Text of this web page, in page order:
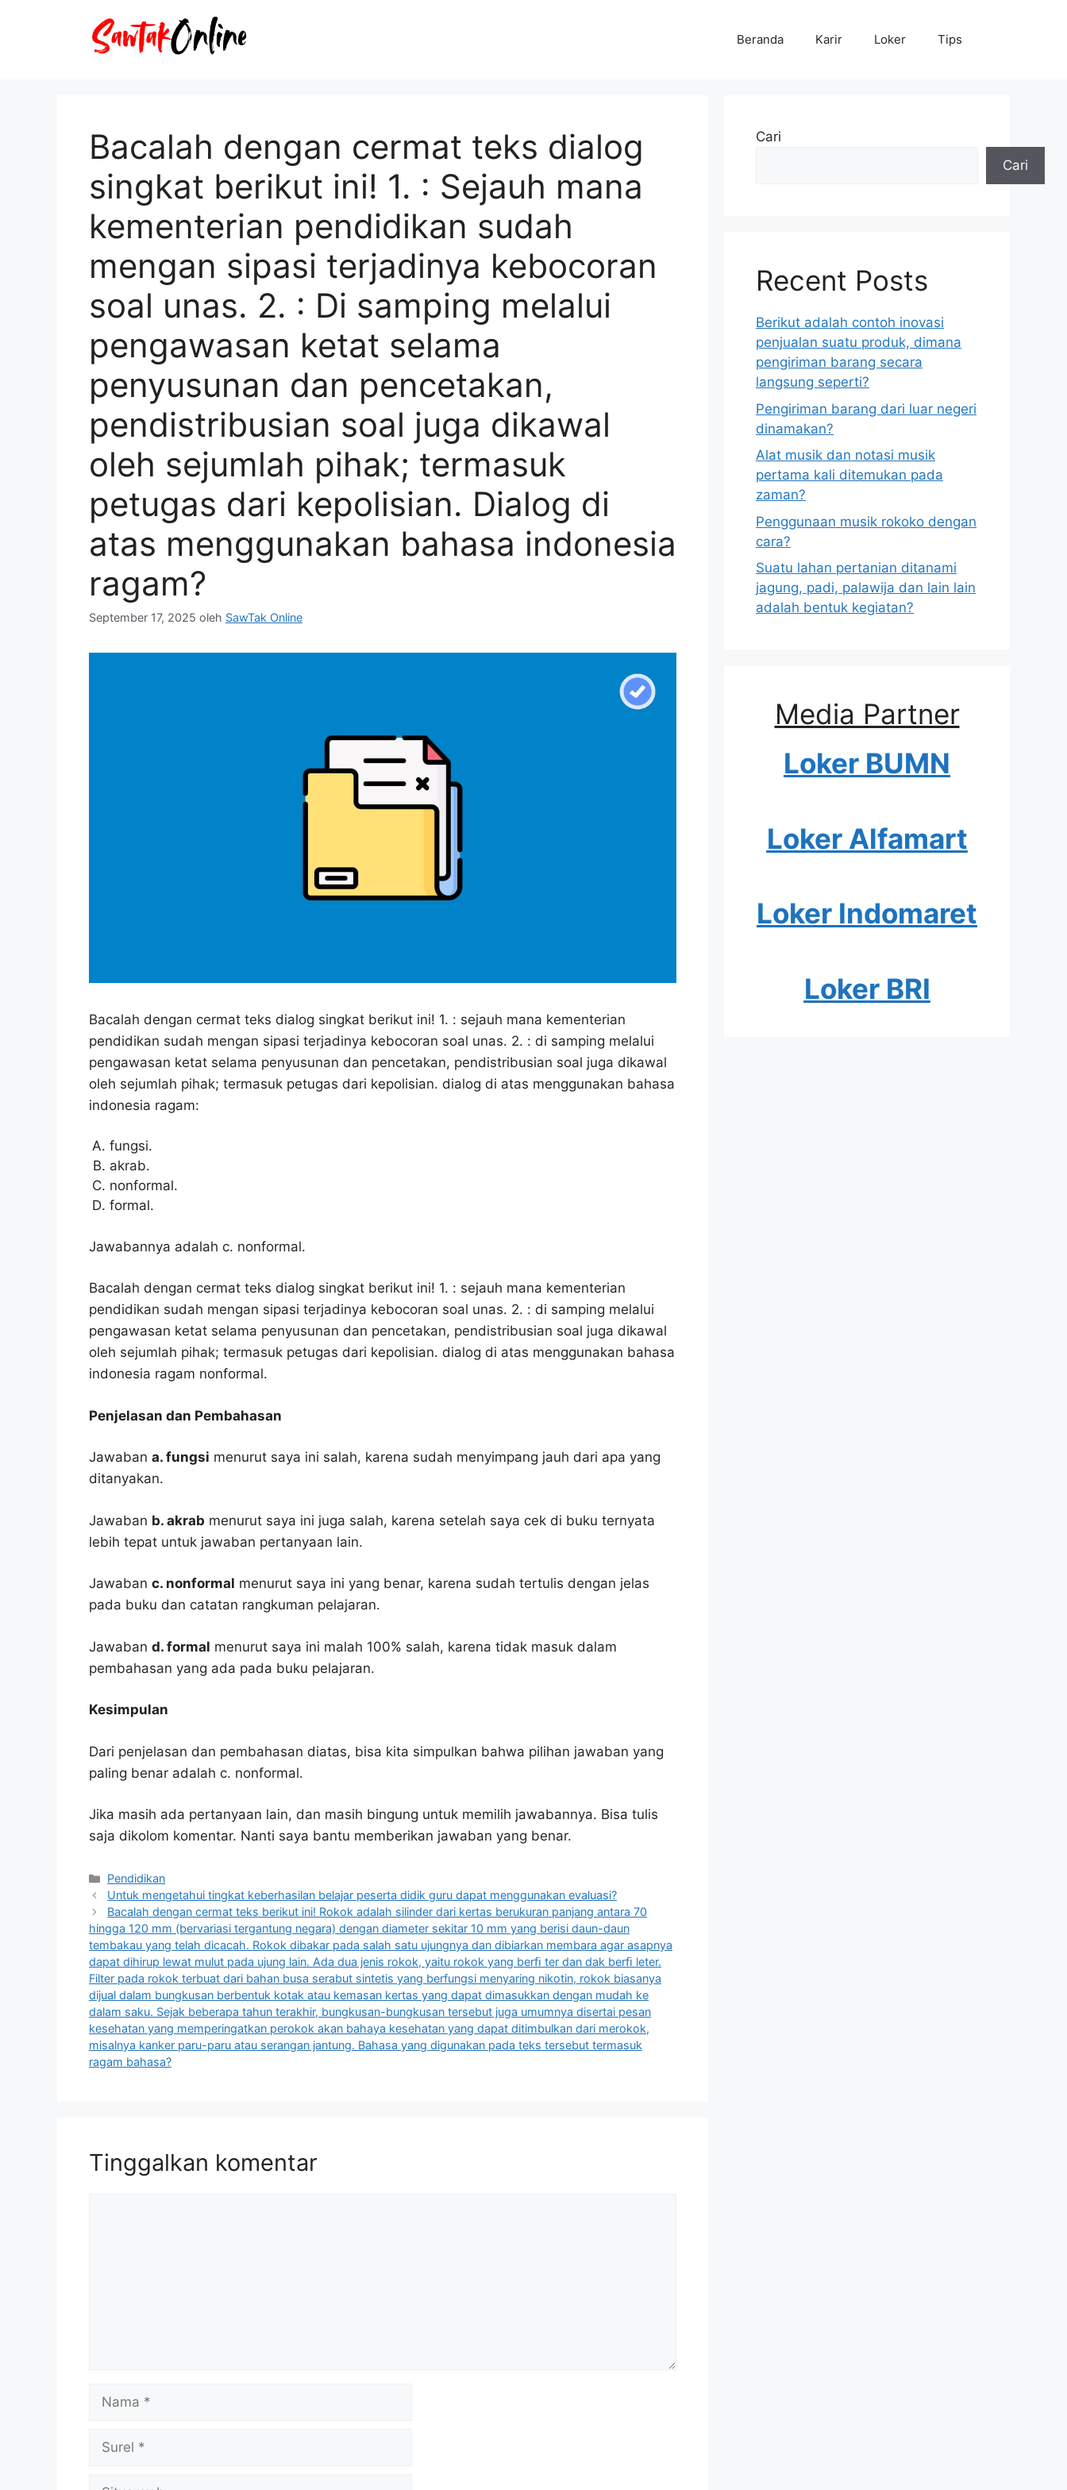
Beranda Karir Loker Tips
Bacalah dengan cermat teks dialog
singkat berikut ini! 1. : Sejauh mana
kementerian pendidikan sudah
mengan sipasi terjadinya kebocoran
soal unas. 2. : Di samping melalui
pengawasan ketat selama
penyusunan dan pencetakan,
pendistribusian soal juga dikawal
oleh sejumlah pihak; termasuk
petugas dari kepolisian. Dialog di
atas menggunakan bahasa indonesia
ragam?
September 17, 2025 oleh SawTak Online
Bacalah dengan cermat teks dialog singkat berikut ini! 1. : sejauh mana kementerian
pendidikan sudah mengan sipasi terjadinya kebocoran soal unas. 2. : di samping melalui
pengawasan ketat selama penyusunan dan pencetakan, pendistribusian soal juga dikawal
oleh sejumlah pihak; termasuk petugas dari kepolisian. dialog di atas menggunakan bahasa
indonesia ragam:
fungsi.
akrab.
nonformal.
formal.
Jawabannya adalah c. nonformal.
Bacalah dengan cermat teks dialog singkat berikut ini! 1. : sejauh mana kementerian
pendidikan sudah mengan sipasi terjadinya kebocoran soal unas. 2. : di samping melalui
pengawasan ketat selama penyusunan dan pencetakan, pendistribusian soal juga dikawal
oleh sejumlah pihak; termasuk petugas dari kepolisian. dialog di atas menggunakan bahasa
indonesia ragam nonformal.
Penjelasan dan Pembahasan
Jawaban a. fungsi menurut saya ini salah, karena sudah menyimpang jauh dari apa yang
ditanyakan.
Jawaban b. akrab menurut saya ini juga salah, karena setelah saya cek di buku ternyata
lebih tepat untuk jawaban pertanyaan lain.
Jawaban c. nonformal menurut saya ini yang benar, karena sudah tertulis dengan jelas
pada buku dan catatan rangkuman pelajaran.
Jawaban d. formal menurut saya ini malah 100% salah, karena tidak masuk dalam
pembahasan yang ada pada buku pelajaran.
Kesimpulan
Dari penjelasan dan pembahasan diatas, bisa kita simpulkan bahwa pilihan jawaban yang
paling benar adalah c. nonformal.
Jika masih ada pertanyaan lain, dan masih bingung untuk memilih jawabannya. Bisa tulis
saja dikolom komentar. Nanti saya bantu memberikan jawaban yang benar.
Kategori
Pendidikan
Untuk mengetahui tingkat keberhasilan belajar peserta didik guru dapat menggunakan evaluasi?
Bacalah dengan cermat teks berikut ini! Rokok adalah silinder dari kertas berukuran panjang antara 70
hingga 120 mm (bervariasi tergantung negara) dengan diameter sekitar 10 mm yang berisi daun-daun
tembakau yang telah dicacah. Rokok dibakar pada salah satu ujungnya dan dibiarkan membara agar asapnya
dapat dihirup lewat mulut pada ujung lain. Ada dua jenis rokok, yaitu rokok yang berﬁ ter dan dak berﬁ leter.
Filter pada rokok terbuat dari bahan busa serabut sintetis yang berfungsi menyaring nikotin, rokok biasanya
dijual dalam bungkusan berbentuk kotak atau kemasan kertas yang dapat dimasukkan dengan mudah ke
dalam saku. Sejak beberapa tahun terakhir, bungkusan-bungkusan tersebut juga umumnya disertai pesan
kesehatan yang memperingatkan perokok akan bahaya kesehatan yang dapat ditimbulkan dari merokok,
misalnya kanker paru-paru atau serangan jantung. Bahasa yang digunakan pada teks tersebut termasuk
ragam bahasa?
Tinggalkan komentar
Nama
Surel
Situs
Cari
Cari
Recent Posts
Berikut adalah contoh inovasi
penjualan suatu produk, dimana
pengiriman barang secara
langsung seperti?
Pengiriman barang dari luar negeri
dinamakan?
Alat musik dan notasi musik
pertama kali ditemukan pada
zaman?
Penggunaan musik rokoko dengan
cara?
Suatu lahan pertanian ditanami
jagung, padi, palawija dan lain lain
adalah bentuk kegiatan?
Media Partner
Loker BUMN
Loker Alfamart
Loker Indomaret
Loker BRI